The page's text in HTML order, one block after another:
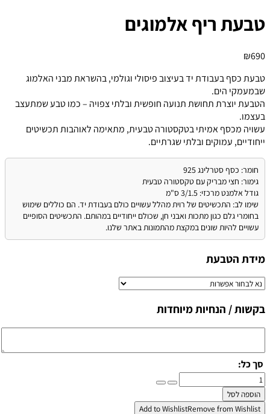
טבעת ריף אלמוגים
₪690
טבעת כסף בעבודת יד בעיצוב פיסולי וגולמי, בהשראת מבני האלמוג
שבמעמקי הים.
הטבעת יוצרת תחושת תנועה חופשית ובלתי צפויה – כמו טבע שמתעצב
בעצמו.
עשויה מכסף אמיתי בטקסטורה טבעית, מתאימה לאוהבות תכשיטים
ייחודיים, עמוקים ובלתי שגרתיים.
חומר: כסף סטרלינג 925
גימור: חצי מבריק עם טקסטורה טבעית
גודל אלמנט מרכזי: 3/1.5 ס"מ
שימו לב: התכשיטים של רוית מהלל עשויים כולם בעבודת יד. הם כוללים שימוש
בחומרי גלם כגון מתכות ואבני חן, שכולם ייחודיים במהותם. התכשיטים הסופיים
עשויים להיות שונים במקצת מהתמונות באתר שלנו.
מידת הטבעת
בקשות / הנחיות מיוחדות
סך כל:
כמות
של
טבעת
הוספה לסל
Add to WishlistRemove from Wishlist